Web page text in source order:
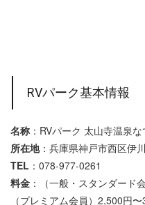
RVパーク基本情報
名称 ：RVパーク 太山寺温泉
所在地：兵庫県神戸市西区伊
TEL ：078-977-0261
料金 ：（一般・スタンダード
（プレミアム会員）2,500円